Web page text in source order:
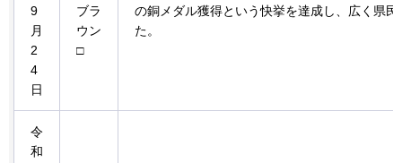
9
月
2
4
日
ブラ
ウン
□
の銅メダル獲得という快挙を達成し、広く県
た。
令
和